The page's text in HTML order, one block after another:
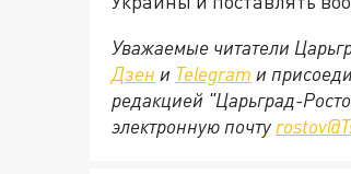
Уважаемые читатели
Дзен и Telegram и
редакцией "Царьград-
электронную почту